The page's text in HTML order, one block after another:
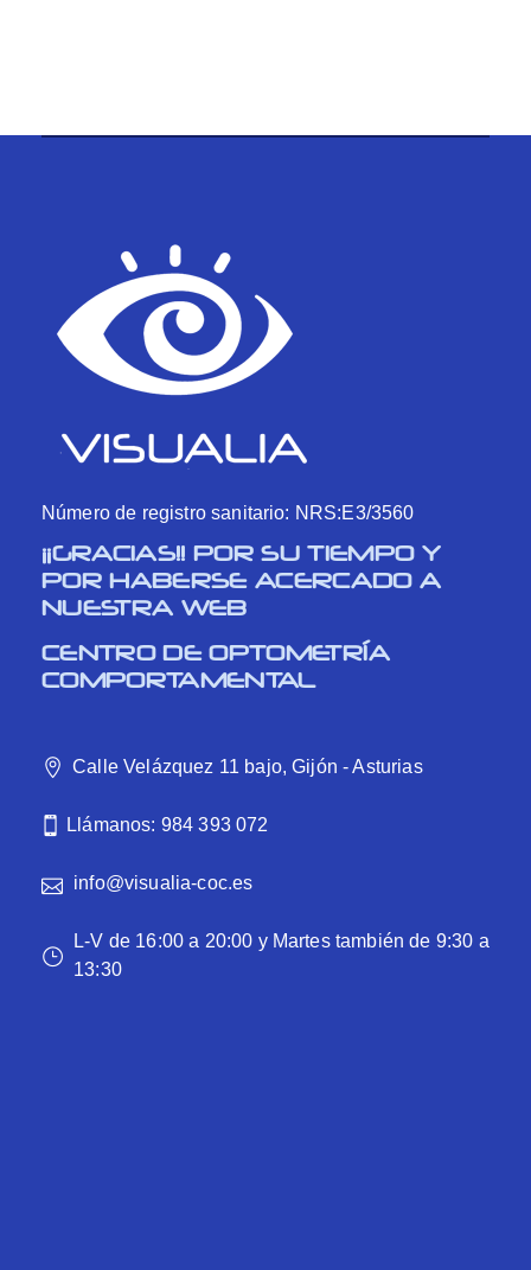
Número de registro sanitario: NRS:E3/3560
¡¡GRACIAS!! POR SU TIEMPO Y
POR HABERSE ACERCADO A
NUESTRA WEB
CENTRO DE OPTOMETRÍA
COMPORTAMENTAL
Calle Velázquez 11 bajo, Gijón - Asturias
Llámanos: 984 393 072
info@visualia-coc.es
L-V de 16:00 a 20:00 y Martes también de 9:30 a
13:30